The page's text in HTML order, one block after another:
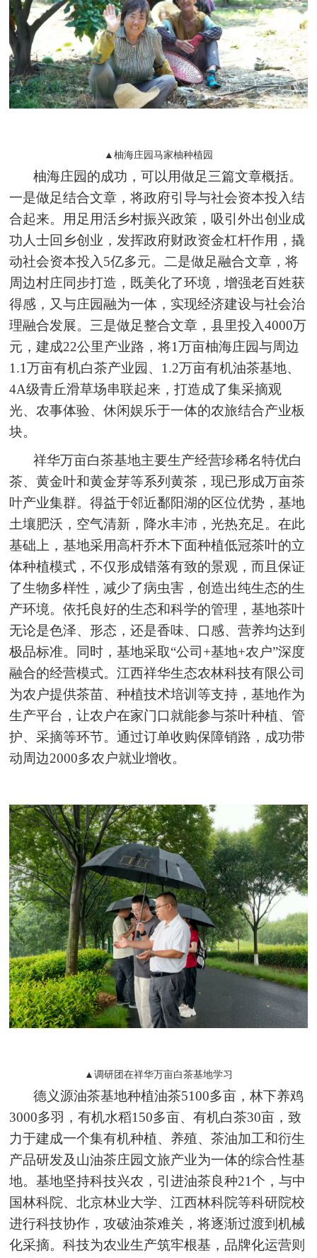
▲柚海庄园马家柚种植园
柚海庄园的成功，可以用做足三篇文章概括。
一是做足结合文章，将政府引导与社会资本投入结
合起来。用足用活乡村振兴政策，吸引外出创业成
功人士回乡创业，发挥政府财政资金杠杆作用，撬
动社会资本投入5亿多元。二是做足融合文章，将
周边村庄同步打造，既美化了环境，增强老百姓获
得感，又与庄园融为一体，实现经济建设与社会治
理融合发展。三是做足整合文章，县里投入4000万
元，建成22公里产业路，将1万亩柚海庄园与周边
1.1万亩有机白茶产业园、1.2万亩有机油茶基地、
4A级青丘滑草场串联起来，打造成了集采摘观
光、农事体验、休闲娱乐于一体的农旅结合产业板
块。
祥华万亩白茶基地主要生产经营珍稀名特优白
茶、黄金叶和黄金芽等系列黄茶，现已形成万亩茶
叶产业集群。得益于邻近鄱阳湖的区位优势，基地
土壤肥沃，空气清新，降水丰沛，光热充足。在此
基础上，基地采用高杆乔木下面种植低冠茶叶的立
体种植模式，不仅形成错落有致的景观，而且保证
了生物多样性，减少了病虫害，创造出纯生态的生
产环境。依托良好的生态和科学的管理，基地茶叶
无论是色泽、形态，还是香味、口感、营养均达到
极品标准。同时，基地采取“公司+基地+农户”深度
融合的经营模式。江西祥华生态农林科技有限公司
为农户提供茶苗、种植技术培训等支持，基地作为
生产平台，让农户在家门口就能参与茶叶种植、管
护、采摘等环节。通过订单收购保障销路，成功带
动周边2000多农户就业增收。
▲调研团在祥华万亩白茶基地学习
德义源油茶基地种植油茶5100多亩，林下养鸡
3000多羽，有机水稻150多亩、有机白茶30亩，致
力于建成一个集有机种植、养殖、茶油加工和衍生
产品研发及山油茶庄园文旅产业为一体的综合性基
地。基地坚持科技兴农，引进油茶良种21个，与中
国林科院、北京林业大学、江西林科院等科研院校
进行科技协作，攻破油茶难关，将逐渐过渡到机械
化采摘。科技为农业生产筑牢根基，品牌化运营则